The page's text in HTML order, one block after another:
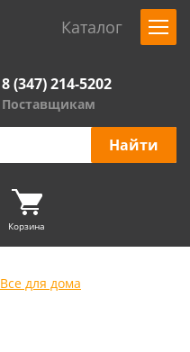
Каталог
8 (347) 214-5202
Поставщикам
Корзина
Все для дома